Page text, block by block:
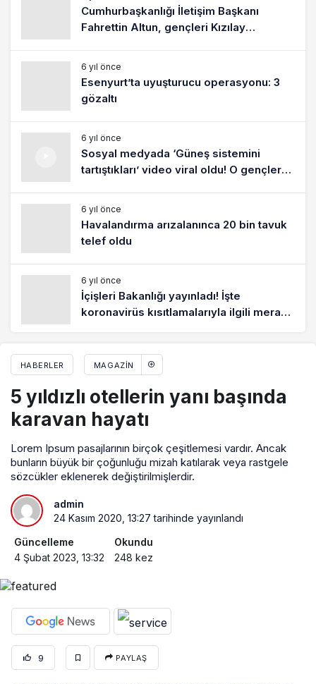
Cumhurbaşkanlığı İletişim Başkanı
Fahrettin Altun, gençleri Kızılay
6 yıl önce
Esenyurt’ta uyuşturucu operasyonu: 3
gözaltı
6 yıl önce
Sosyal medyada ‘Güneş sistemini
tartıştıkları’ video viral oldu! O gençler
6 yıl önce
Havalandırma arızalanınca 20 bin tavuk
telef oldu
6 yıl önce
İçişleri Bakanlığı yayınladı! İşte
koronavirüs kısıtlamalarıyla ilgili merak
HABERLER MAGAZIN
5 yıldızlı otellerin yanı başında
karavan hayatı
Lorem Ipsum pasajlarının birçok çeşitlemesi vardır. Ancak
bunların büyük bir çoğunluğu mizah katılarak veya rastgele
sözcükler eklenerek değiştirilmişlerdir.
admin
24 Kasım 2020, 13:27 tarihinde yayınlandı
Güncelleme
4 Şubat 2023, 13:32
Okundu
248 kez
9 PAYLAŞ